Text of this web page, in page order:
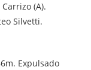
(A).
Silvetti.
Expulsado